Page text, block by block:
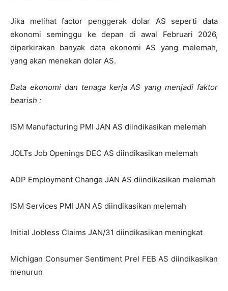
Jika melihat factor penggerak dolar AS seperti data
ekonomi seminggu ke depan di awal Februari 2026,
diperkirakan banyak data ekonomi AS yang melemah,
yang akan menekan dolar AS.
Data ekonomi dan tenaga kerja AS yang menjadi faktor
bearish :
ISM Manufacturing PMI JAN AS diindikasikan melemah
JOLTs Job Openings DEC AS diindikasikan melemah
ADP Employment Change JAN AS diindikasikan melemah
ISM Services PMI JAN AS diindikasikan melemah
Initial Jobless Claims JAN/31 diindikasikan meningkat
Michigan Consumer Sentiment Prel FEB AS diindikasikan
menurun